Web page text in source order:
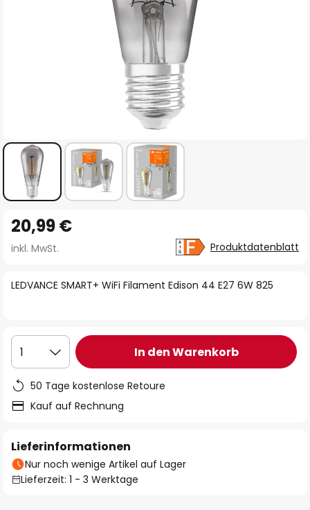
Anfang
der
springen
LEDVANCE SMART+ WiFi Filament Edison 44 E27 6W 825
20,99 €
inkl. MwSt. Produktdatenblatt
1 In den Warenkorb
50 Tage kostenlose Retoure
Kauf auf Rechnung
Lieferinformationen
Nur noch wenige Artikel auf Lager
Lieferzeit: 1 - 3 Werktage